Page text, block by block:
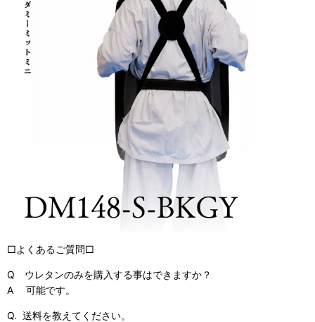
□よくあるご質問□
Q ウレタンのみを購入する事はできますか？
A 可能です。
Q. 送料を教えてください。